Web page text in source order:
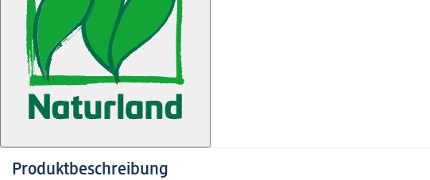
Produktbeschreibung